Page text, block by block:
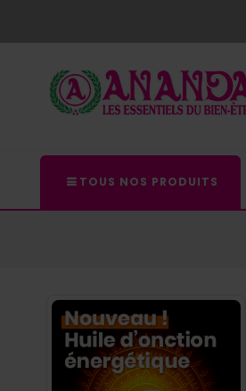
TOUS NOS PRODUITS